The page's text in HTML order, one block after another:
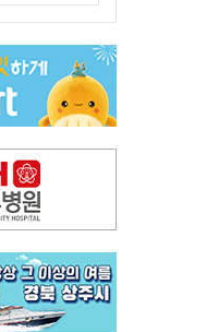
개 필요하다"
값 여행 혜택 제공